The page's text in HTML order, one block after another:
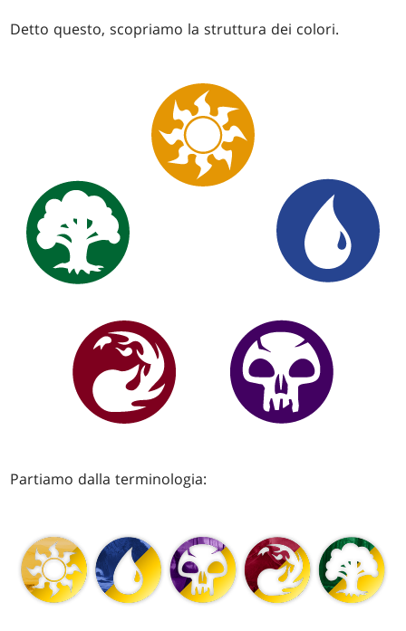
Detto questo, scopriamo la struttura dei colori.
Partiamo dalla terminologia: